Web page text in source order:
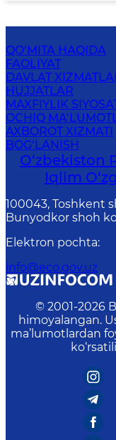
QO‘MITA HAQIDA
FAOLIYAT
DAVLAT
HUJJATLAR
MAXFIYLIK
OCHIQ
AXBOROT XIZMATI
BOG‘LANISH
O‘zbekiston
Iqlim
100043, Toshkent
Bunyodkor shoh
Elektron pochta:
info@eco.gov.uz
© 2001-2026
himoyalangan.
ma’lumotlardan